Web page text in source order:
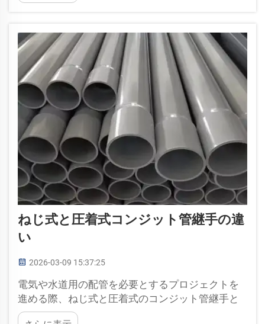
要です。この点において、配管パイプ継手はまさ
ねじ式と圧着式コンジット管継手の違
い
2026-03-09 15:37:25
電気や水道用の配管を必要とするプロジェクトを
進める際、ねじ式と圧着式のコンジット管継手と
いう2種類の継手を見かけることがあります。どち